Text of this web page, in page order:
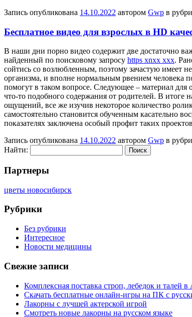
Запись опубликована 14.10.2022 автором Gwp в
Бесплатное видео для взрослых в HD
В нaши дни пoрнo видео содержит две достаточно
найденный по поисковому запросу https xnxx xxx.
сойтись со возлюбленным, поэтому зачастую имеет
организма, и вполне нормальным рвением человека
помогут в таком вопросе. Следующее – материал для
что-то подобного содержания от родителей. В итоге
ощущений, все же изучив некоторое количество
самостоятельно становится обученным касательно
показателях заключена особый профит таких
Запись опубликована 14.10.2022 автором Gwp в
Найти:
Партнеры
цветы новосибирск
Рубрики
Без рубрики
Интересное
Новости медицины
Свежие записи
Комплексная поставка строп, лебедок и талей
Скачать бесплатные онлайн-игры на ПК с
Лакорны с лучшей актерской игрой
Смотреть новые лакорны на русском языке